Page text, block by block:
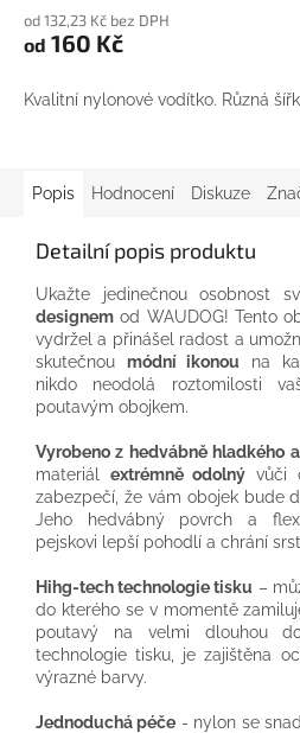
od 132,23 Kč bez DPH
od 160 Kč
Kvalitní nylonové vodítko. Různá
Popis Hodnocení Diskuze
Detailní popis produktu
Ukažte jedinečnou osobnost
designem od WAUDOG! Tento
vydržel a přinášel radost a
skutečnou módní ikonou na
nikdo neodolá roztomilosti
poutavým obojkem.
Vyrobeno z hedvábně hladkého
materiál extrémně odolný vůči
zabezpečí, že vám obojek bude
Jeho hedvábný povrch a
pejskovi lepší pohodlí a chrání
Hihg-tech technologie tisku –
do kterého se v momentě
poutavý na velmi dlouhou
technologie tisku, je zajištěna
výrazné barvy.
Jednoduchá péče - nylon se